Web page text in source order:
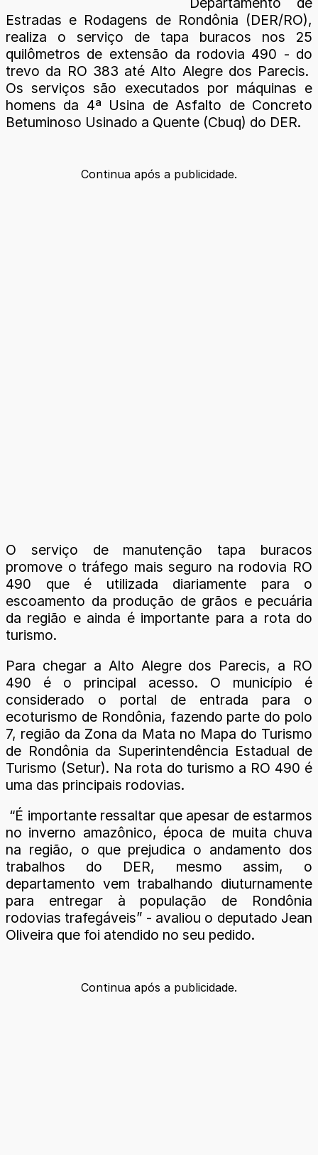
Estradas e Rodagens de Rondônia (DER/RO),
realiza o serviço de tapa buracos nos 25
quilômetros de extensão da rodovia 490 - do
trevo da RO 383 até Alto Alegre dos Parecis.
Os serviços são executados por máquinas e
homens da 4ª Usina de Asfalto de Concreto
Betuminoso Usinado a Quente (Cbuq) do DER.
Continua após a publicidade.
O serviço de manutenção tapa buracos
promove o tráfego mais seguro na rodovia RO
490 que é utilizada diariamente para o
escoamento da produção de grãos e pecuária
da região e ainda é importante para a rota do
turismo.
Para chegar a Alto Alegre dos Parecis, a RO
490 é o principal acesso. O município é
considerado o portal de entrada para o
ecoturismo de Rondônia, fazendo parte do polo
7, região da Zona da Mata no Mapa do Turismo
de Rondônia da Superintendência Estadual de
Turismo (Setur). Na rota do turismo a RO 490 é
uma das principais rodovias.
“É importante ressaltar que apesar de estarmos
no inverno amazônico, época de muita chuva
na região, o que prejudica o andamento dos
trabalhos do DER, mesmo assim, o
departamento vem trabalhando diuturnamente
para entregar à população de Rondônia
rodovias trafegáveis” - avaliou o deputado Jean
Oliveira que foi atendido no seu pedido.
Continua após a publicidade.